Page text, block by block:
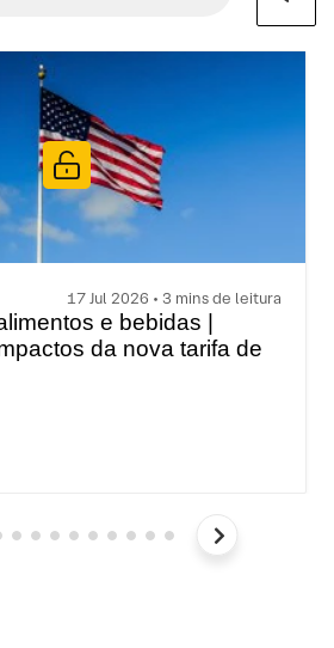
17 Jul 2026 • 3 mins de leitura
e bebidas |
da nova tarifa de